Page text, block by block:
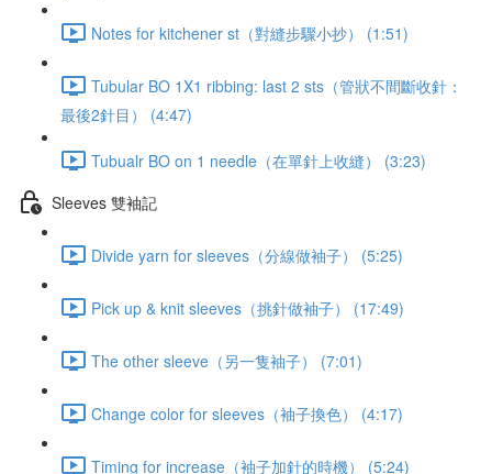
Notes for kitchener st（對縫步驟小抄） (1:51)
Tubular BO 1X1 ribbing: last 2 sts（管狀不間斷收針：
最後2針目） (4:47)
Tubualr BO on 1 needle（在單針上收縫） (3:23)
Sleeves 雙袖記
Divide yarn for sleeves（分線做袖子） (5:25)
Pick up & knit sleeves（挑針做袖子） (17:49)
The other sleeve（另一隻袖子） (7:01)
Change color for sleeves（袖子換色） (4:17)
Timing for increase（袖子加針的時機） (5:24)